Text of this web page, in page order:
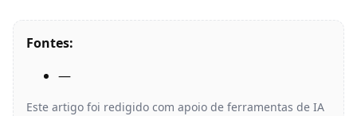
Fontes:
—
Este artigo foi redigido com apoio de ferramentas de IA